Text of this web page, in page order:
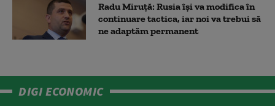
Radu Miruță: Rusia își va modifica în
continuare tactica, iar noi va trebui să
ne adaptăm permanent
DIGI ECONOMIC